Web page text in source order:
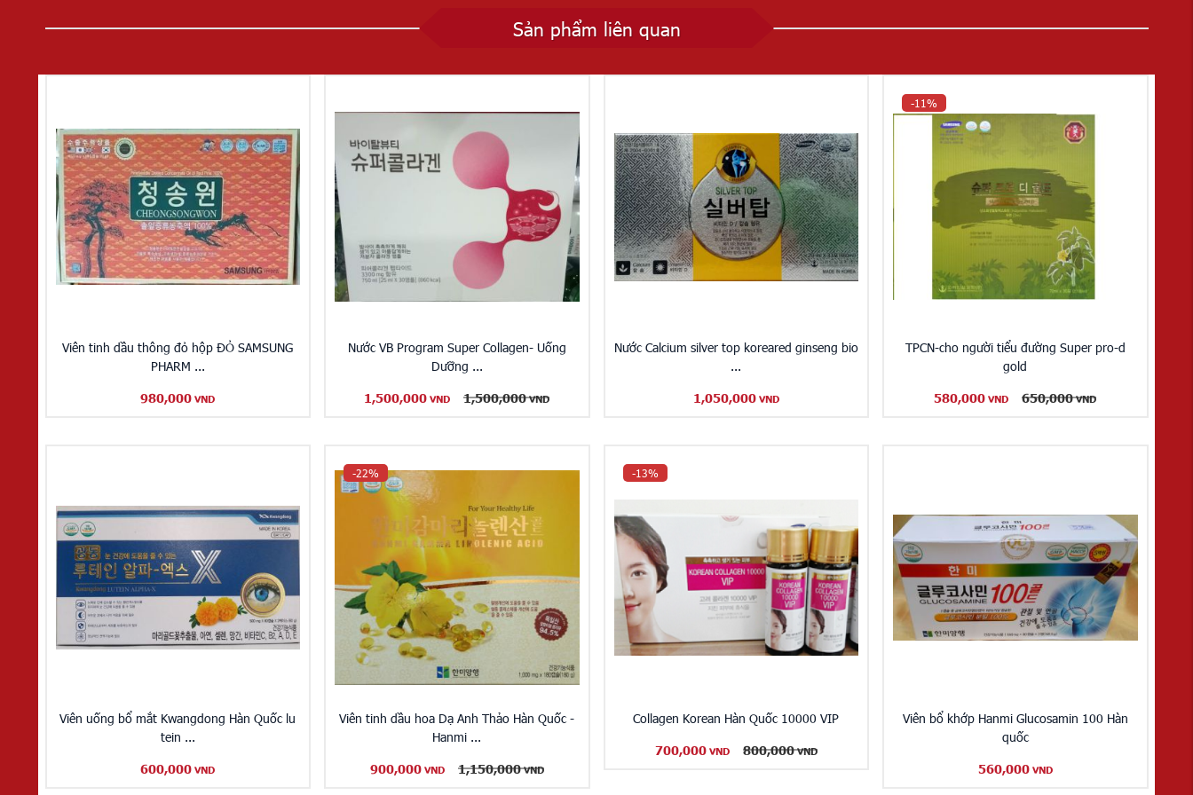
Sản phẩm liên quan
Viên tinh dầu thông đỏ hộp ĐỎ SAMSUNG
PHARM ...
980,000 VND
Nước VB Program Super Collagen- Uống
Dưỡng ...
1,500,000 VND 1,500,000 VND
Nước Calcium silver top koreared ginseng bio
...
1,050,000 VND
-11%
TPCN-cho người tiểu đường Super pro-d
gold
580,000 VND 650,000 VND
Viên uống bổ mắt Kwangdong Hàn Quốc lu
tein ...
600,000 VND
-22%
Viên tinh dầu hoa Dạ Anh Thảo Hàn Quốc -
Hanmi ...
900,000 VND 1,150,000 VND
-13%
Collagen Korean Hàn Quốc 10000 VIP
700,000 VND 800,000 VND
Viên bổ khớp Hanmi Glucosamin 100 Hàn
quốc
560,000 VND